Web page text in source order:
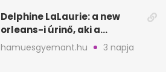
Delphine LaLaurie: a new
orleans-i úrinő, aki a
padláson kínzott
hamuesgyemant.hu 3 napja